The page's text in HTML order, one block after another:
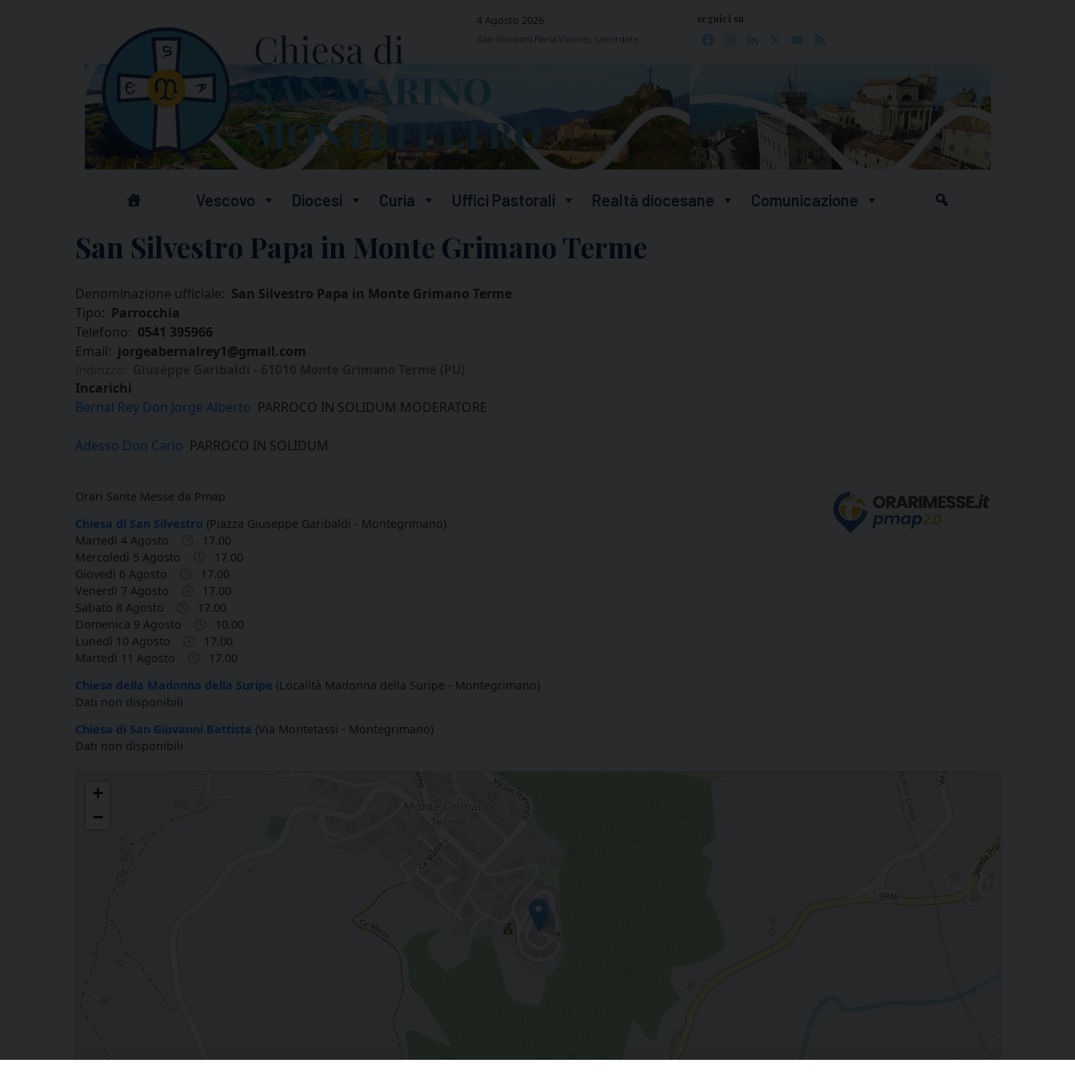
4 Agosto 2026
San Giovanni Maria Vianney, sacerdote
seguici su
Facebook
Instagram
LinkedIn YouTube
Vescovo Diocesi Curia Uffici Pastorali Realtà diocesane Comunicazione
San Silvestro Papa in Monte Grimano Terme
Denominazione ufficiale: San Silvestro Papa in Monte Grimano Terme
Tipo: Parrocchia
Telefono: 0541 395966
Email: jorgeabernalrey1@gmail.com
Incarichi
Bernal Rey Don Jorge Alberto PARROCO IN SOLIDUM MODERATORE
Adesso Don Carlo PARROCO IN SOLIDUM
Orari Sante Messe da Pmap
Chiesa di San Silvestro (Piazza Giuseppe Garibaldi - Montegrimano)
Martedì 4 Agosto
17.00
Mercoledì 5 Agosto
17.00
Giovedì 6 Agosto
17.00
Venerdì 7 Agosto
17.00
Sabato 8 Agosto
17.00
Domenica 9 Agosto
10.00
Lunedì 10 Agosto
17.00
Martedì 11 Agosto
17.00
Chiesa della Madonna della Suripe (Località Madonna della Suripe - Montegrimano)
Dati non disponibili
Chiesa di San Giovanni Battista (Via Montetassi - Montegrimano)
Dati non disponibili
+
−